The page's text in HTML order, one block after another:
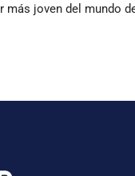
más joven del mundo